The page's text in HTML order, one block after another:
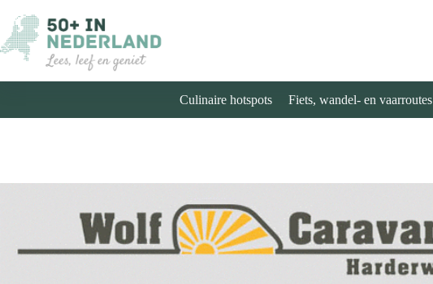
naar
de
inhoud
Culinaire hotspots Fiets, wandel- en vaarroutes